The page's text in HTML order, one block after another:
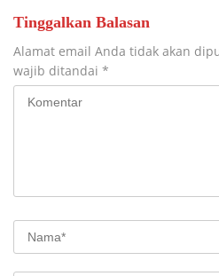
Tinggalkan Balasan
Alamat email Anda tidak akan
wajib ditandai *